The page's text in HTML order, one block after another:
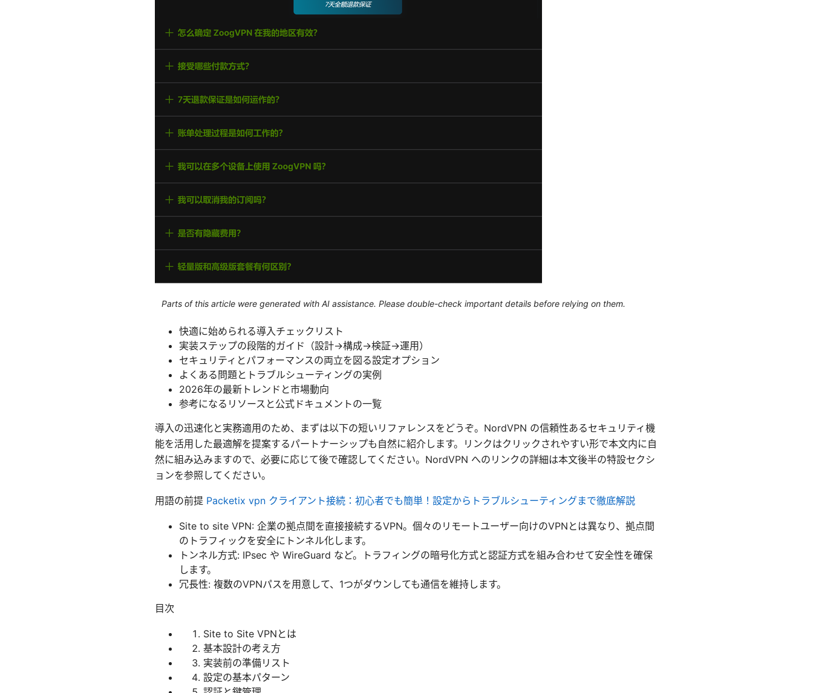
Parts of this article were generated with AI assistance. Please double-check important details before relying on them.
快適に始められる導入チェックリスト
実装ステップの段階的ガイド（設計→構成→検証→運用）
セキュリティとパフォーマンスの両立を図る設定オプション
よくある問題とトラブルシューティングの実例
2026年の最新トレンドと市場動向
参考になるリソースと公式ドキュメントの一覧
導入の迅速化と実務適用のため、まずは以下の短いリファレンスをどうぞ。NordVPN の信頼性あるセキュリティ機
能を活用した最適解を提案するパートナーシップも自然に紹介します。リンクはクリックされやすい形で本文内に自
然に組み込みますので、必要に応じて後で確認してください。NordVPN へのリンクの詳細は本文後半の特設セクシ
ョンを参照してください。
用語の前提 Packetix vpn クライアント接続：初心者でも簡単！設定からトラブルシューティングまで徹底解説
Site to site VPN: 企業の拠点間を直接接続するVPN。個々のリモートユーザー向けのVPNとは異なり、拠点間
のトラフィックを安全にトンネル化します。
トンネル方式: IPsec や WireGuard など。トラフィングの暗号化方式と認証方式を組み合わせて安全性を確保
します。
冗長性: 複数のVPNパスを用意して、1つがダウンしても通信を維持します。
目次
Site to Site VPNとは
基本設計の考え方
実装前の準備リスト
設定の基本パターン